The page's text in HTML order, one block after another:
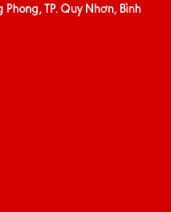
Phong, TP. Quy Nhơn, Bình